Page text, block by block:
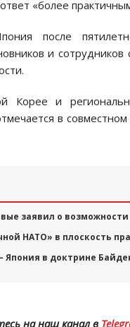
«более
после
и
и
в
заявил о
НАТО» в плоскость
Япония в доктрине
на наш канал в